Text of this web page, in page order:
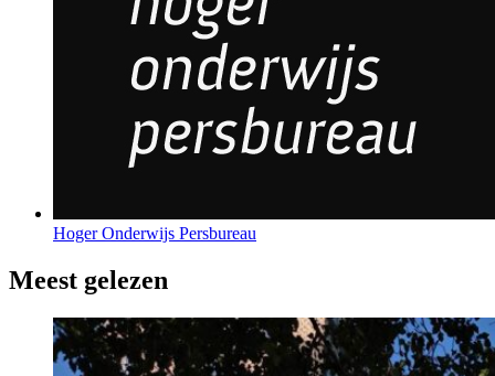
Hoger Onderwijs Persbureau
Meest gelezen